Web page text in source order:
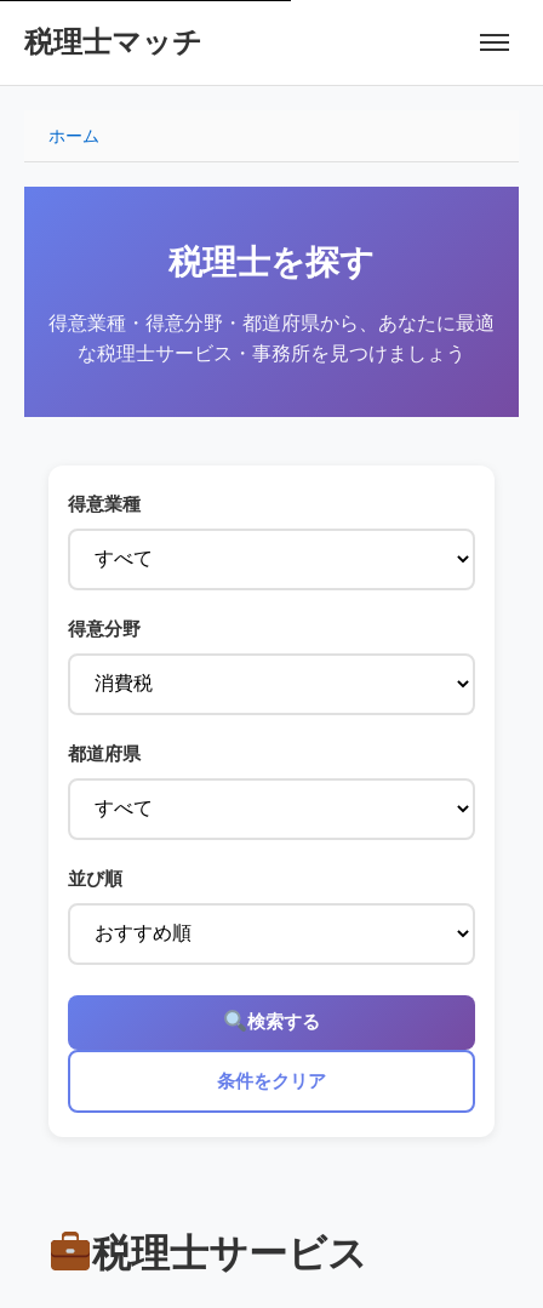
税理士マッチ
ホーム
税理士を探す
得意業種・得意分野・都道府県から、あなたに最適
な税理士サービス・事務所を見つけましょう
得意業種
得意分野
都道府県
並び順
検索する
条件をクリア
税理士サービス